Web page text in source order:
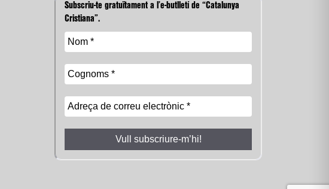
Subscriu-te gratuïtament a l’e-butlletí de “Catalunya
Cristiana”.